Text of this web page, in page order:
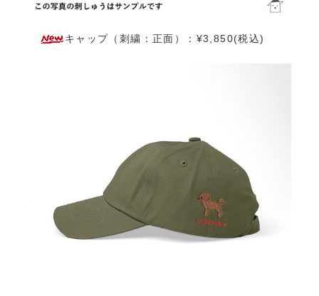
キャップ（刺繍：正面）：¥3,850(税込)